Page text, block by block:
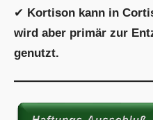
✔ Kortison kann in
wird aber primär zur
genutzt.